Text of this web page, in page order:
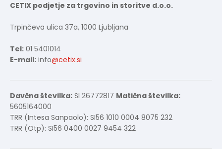
CETIX podjetje za trgovino in storitve d.o.o.
Trpinčeva ulica 37a, 1000 Ljubljana
Tel: 01 5401014
E-mail: info@cetix.si
Davčna številka: SI 26772817 Matična številka:
5605164000
TRR (Intesa Sanpaolo): SI56 1010 0004 8075 232
TRR (Otp): SI56 0400 0027 9454 322